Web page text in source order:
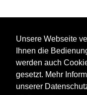
Unsere Webseite
Ihnen die
werden auch
gesetzt. Mehr
unserer